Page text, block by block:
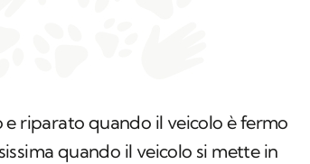
riparato quando il veicolo è fermo
quando il veicolo si mette in